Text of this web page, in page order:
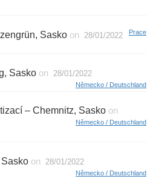
Sasko on 28/01/2022 Prace
Sasko on 28/01/2022
Německo / Deutschland
– Chemnitz, Sasko on
Německo / Deutschland
on 28/01/2022
Německo / Deutschland